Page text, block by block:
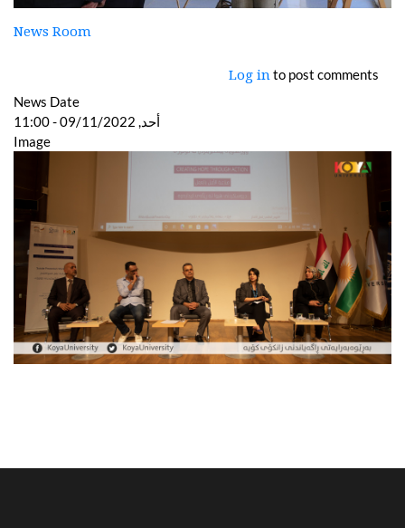
News Room
Log in to post comments
News Date
أحد, 09/11/2022 - 11:00
Image